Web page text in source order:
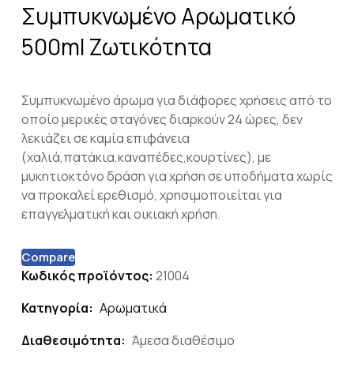
Συμπυκνωμένο Αρωματικό
500ml Ζωτικότητα
Συμπυκνωμένο άρωμα για διάφορες χρήσεις από το
οποίο μερικές σταγόνες διαρκούν 24 ώρες, δεν
λεκιάζει σε καμία επιφάνεια
(χαλιά,πατάκια,καναπέδες,κουρτίνες), με
μυκητιοκτόνο δράση για χρήση σε υποδήματα χωρίς
να προκαλεί ερεθισμό, χρησιμοποιείται για
επαγγελματική και οικιακή χρήση.
Compare
Κωδικός προϊόντος: 21004
Κατηγορία: Αρωματικά
Διαθεσιμότητα: Άμεσα διαθέσιμο